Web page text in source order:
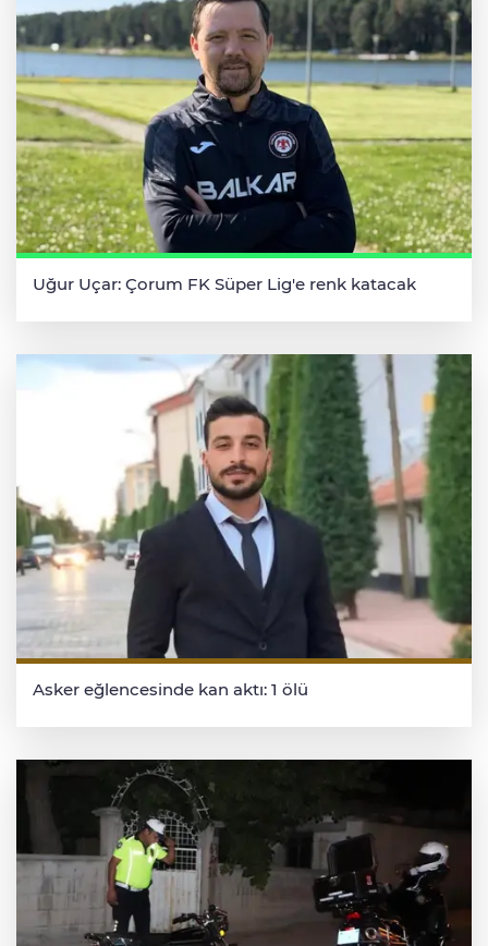
Uğur Uçar: Çorum FK Süper Lig'e renk katacak
Asker eğlencesinde kan aktı: 1 ölü